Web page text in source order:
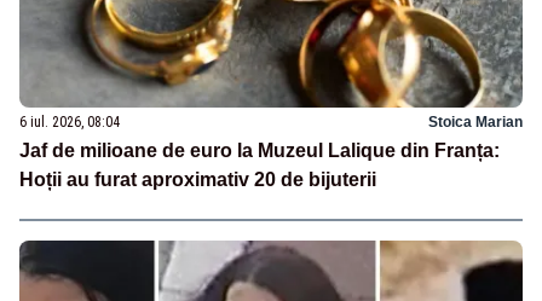
6 iul. 2026, 08:04 Stoica Marian
Jaf de milioane de euro la Muzeul Lalique din Franța:
Hoții au furat aproximativ 20 de bijuterii